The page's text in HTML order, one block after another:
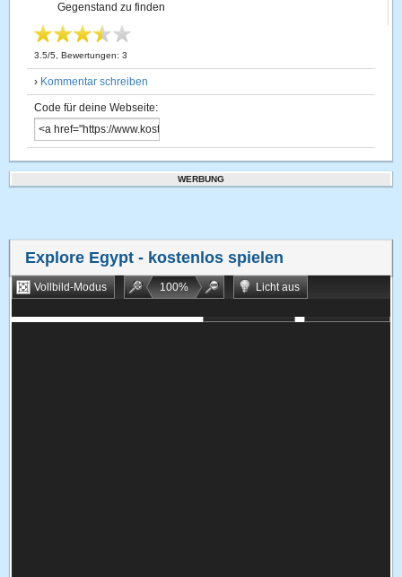
Gegenstand zu finden
3.5/5 , Bewertungen:3
› Kommentar schreiben
Code für deine Webseite:
WERBUNG
Explore Egypt - kostenlos spielen
Vollbild-Modus 100%
Licht aus